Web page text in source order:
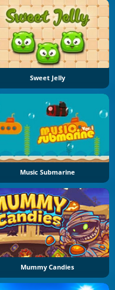
Sweet Jelly
Music Submarine
Mummy Candies